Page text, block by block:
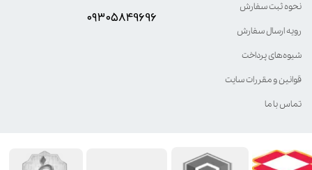
نحوه ثبت سفارش
رویه ارسال سفارش
شیوه‌های پرداخت
قوانین و مقررات سایت
تماس با ما
۰۹۳۰۵8۴9696